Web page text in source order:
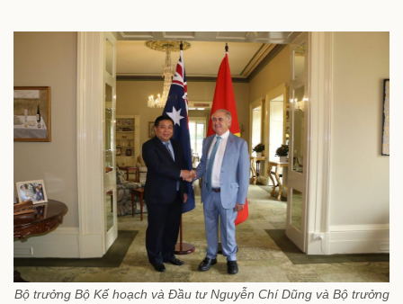
Bộ trưởng Bộ Kế hoạch và Đầu tư Nguyễn Chí Dũng và Bộ trưởng